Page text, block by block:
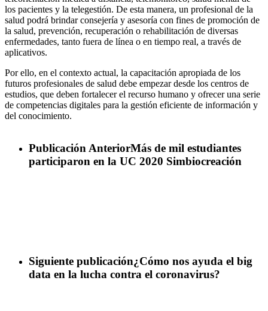
los pacientes y la telegestión. De esta manera, un profesional de la
salud podrá brindar consejería y asesoría con fines de promoción de
la salud, prevención, recuperación o rehabilitación de diversas
enfermedades, tanto fuera de línea o en tiempo real, a través de
aplicativos.
Por ello, en el contexto actual, la capacitación apropiada de los
futuros profesionales de salud debe empezar desde los centros de
estudios, que deben fortalecer el recurso humano y ofrecer una serie
de competencias digitales para la gestión eficiente de información y
del conocimiento.
Publicación AnteriorMás de mil estudiantes
participaron en la UC 2020 Simbiocreación
Siguiente publicación¿Cómo nos ayuda el big
data en la lucha contra el coronavirus?